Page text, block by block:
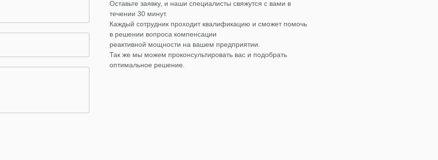
Оставьте заявку, и наши специалисты свяжутся с вами в
течении 30 минут.
Каждый сотрудник проходит квалификацию и сможет помочь
в решении вопроса компенсации
реактивной мощности на вашем предприятии.
Так же мы можем проконсультировать вас и подобрать
оптимальное решение.